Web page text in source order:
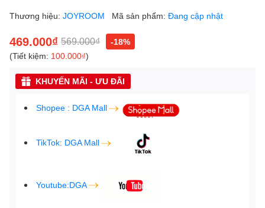
Thương hiệu: JOYROOM Mã sản phẩm: Đang cập nhật
469.000₫ 569.000₫
-18%
(Tiết kiệm: 100.000₫)
KHUYẾN MÃI - ƯU ĐÃI
Shopee : DGA Mall
TikTok: DGA Mall
Youtube:DGA